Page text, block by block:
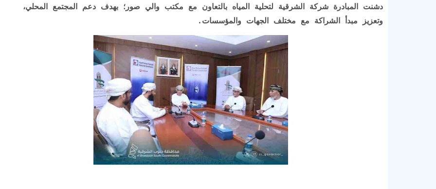
دشنت المبادرة شركة الشرقية لتحلية المياه بالتعاون مع مكتب والي صور؛ بهدف دعم المجتمع المحلي،
وتعزيز مبدأ الشراكة مع مختلف الجهات والمؤسسات.